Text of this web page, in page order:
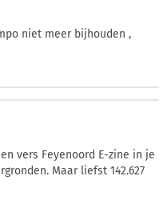
niet meer bijhouden ,
vers Feyenoord E-zine in je
Maar liefst 142.627